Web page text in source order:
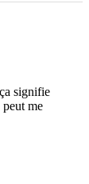
signifie
me